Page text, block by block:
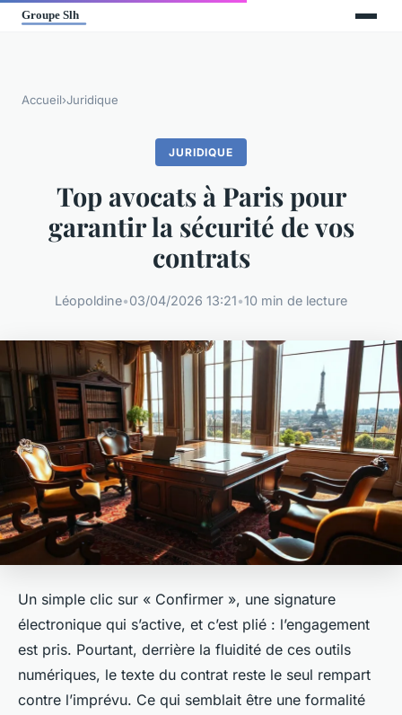
Accueil›Juridique
JURIDIQUE
Top avocats à Paris pour
garantir la sécurité de vos
contrats
Léopoldine•03/04/2026 13:21•10 min de lecture
Un simple clic sur « Confirmer », une signature
électronique qui s’active, et c’est plié : l’engagement
est pris. Pourtant, derrière la fluidité de ces outils
numériques, le texte du contrat reste le seul rempart
contre l’imprévu. Ce qui semblait être une formalité